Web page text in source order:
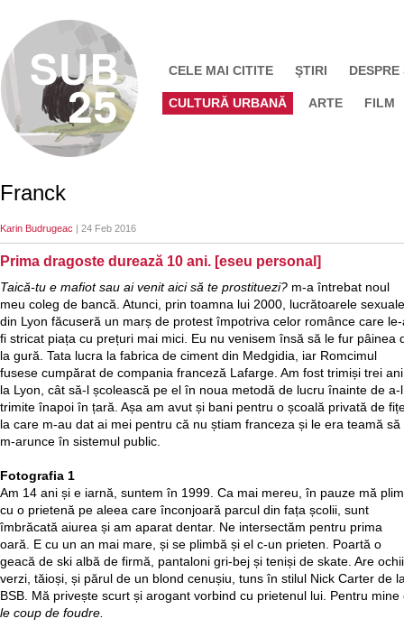
CELE MAI CITITE ŞTIRI DESPRE
CULTURĂ URBANĂ ARTE FILM
Franck
Karin Budrugeac | 24 Feb 2016
Prima dragoste durează 10 ani. [eseu personal]
Taică-tu e mafiot sau ai venit aici să te prostituezi? m-a întrebat noul
meu coleg de bancă. Atunci, prin toamna lui 2000, lucrătoarele sexuale
din Lyon făcuseră un marș de protest împotriva celor românce care
fi stricat piața cu prețuri mai mici. Eu nu venisem însă să le fur pâinea
la gură. Tata lucra la fabrica de ciment din Medgidia, iar Romcimul
fusese cumpărat de compania franceză Lafarge. Am fost trimiși trei ani
la Lyon, cât să-l școlească pe el în noua metodă de lucru înainte de a-l
trimite înapoi în țară. Așa am avut și bani pentru o școală privată de
la care m-au dat ai mei pentru că nu știam franceza și le era teamă să
m-arunce în sistemul public.
Fotografia 1
Am 14 ani și e iarnă, suntem în 1999. Ca mai mereu, în pauze mă
cu o prietenă pe aleea care înconjoară parcul din fața școlii, sunt
îmbrăcată aiurea și am aparat dentar. Ne intersectăm pentru prima
oară. E cu un an mai mare, și se plimbă și el c-un prieten. Poartă o
geacă de ski albă de firmă, pantaloni gri-bej și teniși de skate. Are ochii
verzi, tăioși, și părul de un blond cenușiu, tuns în stilul Nick Carter de
BSB. Mă privește scurt și arogant vorbind cu prietenul lui. Pentru mine
le coup de foudre.